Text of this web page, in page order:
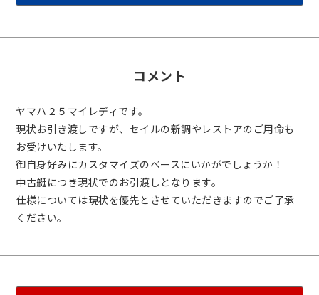
コメント
ヤマハ２５マイレディです。
現状お引き渡しですが、セイルの新調やレストアのご用命も
お受けいたします。
御自身好みにカスタマイズのベースにいかがでしょうか！
中古艇につき現状でのお引渡しとなります。
仕様については現状を優先とさせていただきますのでご了承
ください。